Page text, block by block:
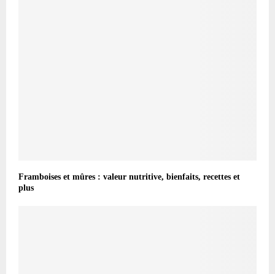
Framboises et mûres : valeur nutritive, bienfaits, recettes et
plus